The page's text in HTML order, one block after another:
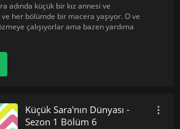
adında küçük bir kız annesi ve
ve her bölümde bir macera yaşıyor. O ve
çalışıyorlar ama bazen yardıma
Küçük Sara'nın Dünyası -
Sezon 1 Bölüm 6